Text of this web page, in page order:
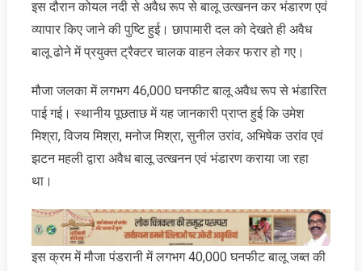
इस दौरान कोयल नदी से अवैध रूप से बालू उत्खनन कर भंडारण एवं
व्यापार किए जाने की पुष्टि हुई। छापामारी दल को देखते ही अवैध
बालू ढोने में प्रयुक्त ट्रैक्टर चालक वाहन लेकर फरार हो गए।
मौजा जलका में लगभग 46,000 घनफीट बालू अवैध रूप से भंडारित
पाई गई। स्थानीय पूछताछ में यह जानकारी प्राप्त हुई कि उमेश
मिश्रा, विजय मिश्रा, मनोज मिश्रा, सुनील उरांव, अभिषेक उरांव एवं
झटन महली द्वारा अवैध बालू उत्खनन एवं भंडारण कराया जा रहा
था।
इस क्रम में मौजा पंडरानी में लगभग 40,000 घनफीट बालू जब्‍त की